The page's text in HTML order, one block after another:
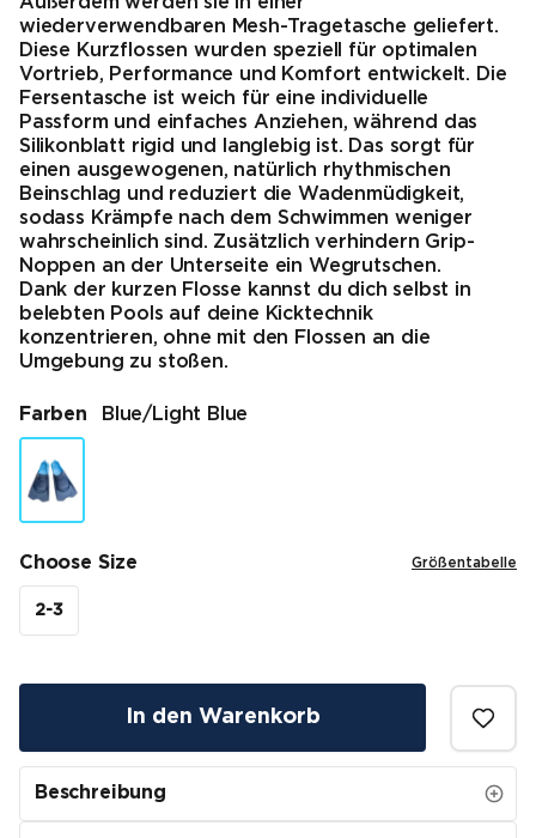
wiederverwendbaren Mesh-Tragetasche geliefert.
Diese Kurzflossen wurden speziell für optimalen
Vortrieb, Performance und Komfort entwickelt. Die
Fersentasche ist weich für eine individuelle
Passform und einfaches Anziehen, während das
Silikonblatt rigid und langlebig ist. Das sorgt für
einen ausgewogenen, natürlich rhythmischen
Beinschlag und reduziert die Wadenmüdigkeit,
sodass Krämpfe nach dem Schwimmen weniger
wahrscheinlich sind. Zusätzlich verhindern Grip-
Noppen an der Unterseite ein Wegrutschen.
Dank der kurzen Flosse kannst du dich selbst in
belebten Pools auf deine Kicktechnik
konzentrieren, ohne mit den Flossen an die
Umgebung zu stoßen.
Farben Blue/light Blue
Choose Size Größentabelle
2-3
In den Warenkorb
Beschreibung